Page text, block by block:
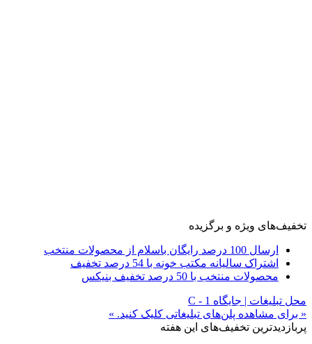
تخفیف‌های ویژه و برگزیده
ارسال 100 درصد رایگان باسلام از محصولات منتخب
اشتراک سالیانه مکتب خونه با 54 درصد تخفیف
محصولات منتخب با 50 درصد تخفیف بنیکس
محل تبلیغات | جایگاه C - 1
« برای مشاهده پلن‌های تبلیغاتی کلیک کنید. »
پربازدیدترین تخفیف‌های این هفته